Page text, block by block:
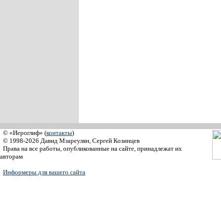
© «Иероглиф» (контакты)
© 1998-2026 Давид Мзареулян, Сергей Козинцев
Права на все работы, опубликованные на сайте, принадлежат их
авторам
Информеры для вашего сайта